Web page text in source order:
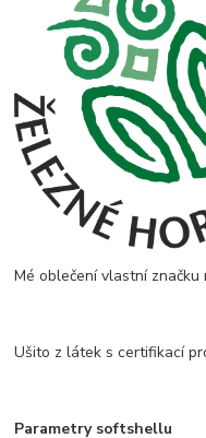
Mé oblečení vlastní
Ušito z látek s certifikací
Parametry softshellu